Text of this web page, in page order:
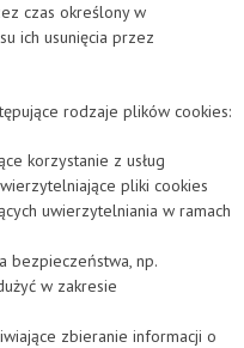
czas określony w
ich usunięcia przez
rodzaje plików cookies:
korzystanie z usług
pliki cookies
uwierzytelniania w ramach
bezpieczeństwa, np.
w zakresie
zbieranie informacji o